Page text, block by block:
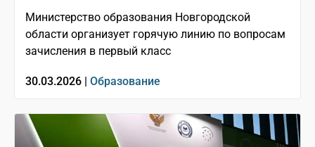
Министерство образования Новгородской
области организует горячую линию по вопросам
зачисления в первый класс
30.03.2026 | Образование